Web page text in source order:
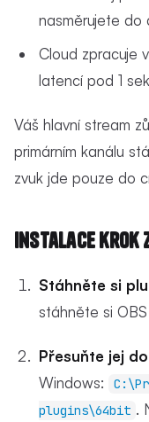
nasměrujete do
Cloud zpracuje
latencí pod 1
Váš hlavní stream
primárním kanálu
zvuk jde pouze do
Instalace krok
Stáhněte si
stáhněte si
Přesuňte jej
Windows:
plugins\64bit .